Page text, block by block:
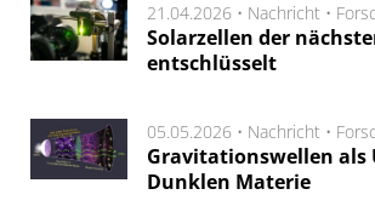
21.04.2026 • Nachricht •
Solarzellen der
entschlüsselt
05.05.2026 • Nachricht •
Gravitationswellen als
Dunklen Materie